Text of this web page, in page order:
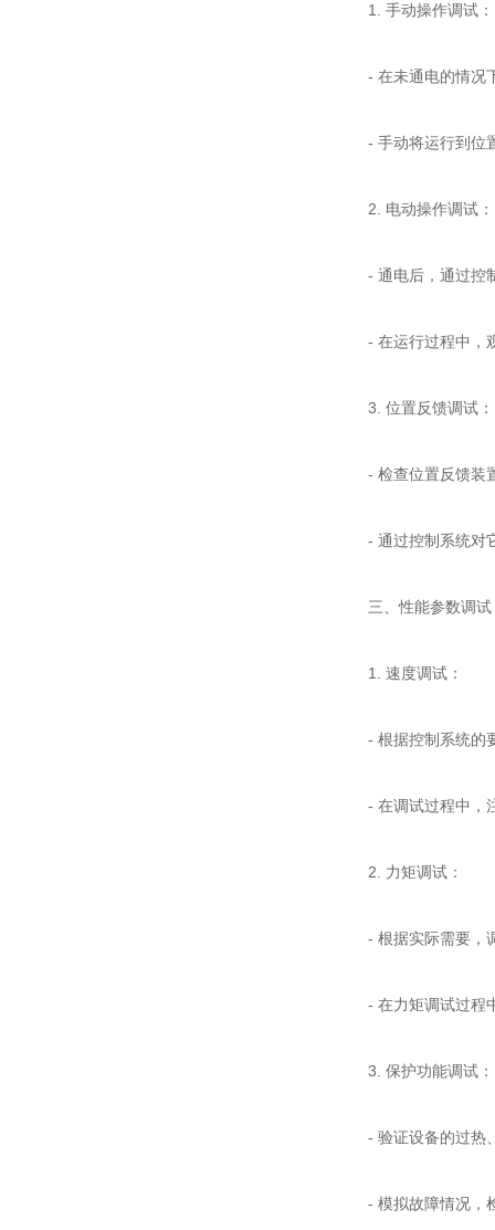
1. 手动操作调试：
- 在未通电的情况下
- 手动将运行到位置
2. 电动操作调试：
- 通电后，通过控制
- 在运行过程中，观
3. 位置反馈调试：
- 检查位置反馈装置
- 通过控制系统对它
三、性能参数调试
1. 速度调试：
- 根据控制系统的要
- 在调试过程中，注
2. 力矩调试：
- 根据实际需要，调
- 在力矩调试过程中
3. 保护功能调试：
- 验证设备的过热、
- 模拟故障情况，检